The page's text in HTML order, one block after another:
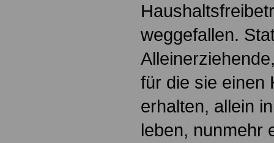
weggefallen.
für die sie einen
erhalten, allein
leben, nunmehr